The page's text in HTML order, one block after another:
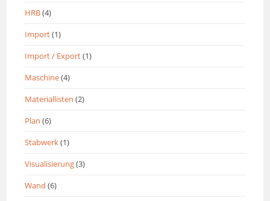
HRB(4)
Import(1)
Import / Export(1)
Maschine(4)
Materiallisten (2)
Plan (6)
Stabwerk(1)
Visualisierung(3)
Wand (6)